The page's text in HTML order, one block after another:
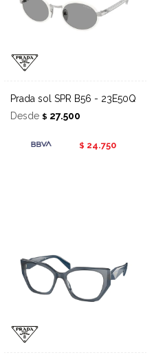
Prada sol SPR B56 - 23E50Q
Desde $ 27.500
$ 24.750